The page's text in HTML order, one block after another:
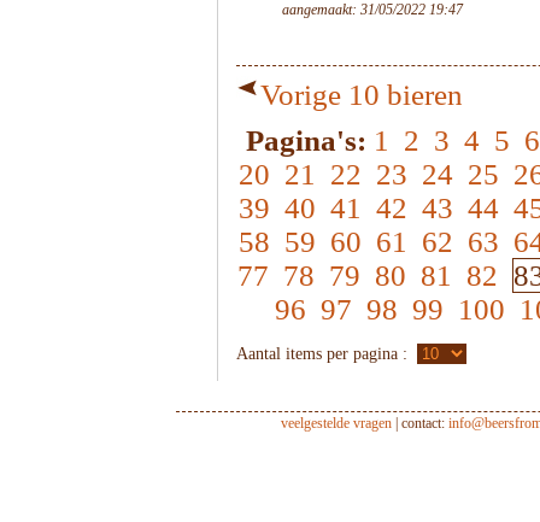
aangemaakt: 31/05/2022 19:47
Vorige 10 bieren
Pagina's: 1 2 3 4 5 6
20 21 22 23 24 25
39 40 41 42 43 44
58 59 60 61 62 63
77 78 79 80 81 82
96 97 98 99 100
Aantal items per pagina :
veelgestelde vragen | contact: